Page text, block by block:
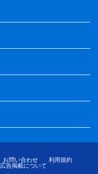
お問い合わせ
利用規約
広告掲載について